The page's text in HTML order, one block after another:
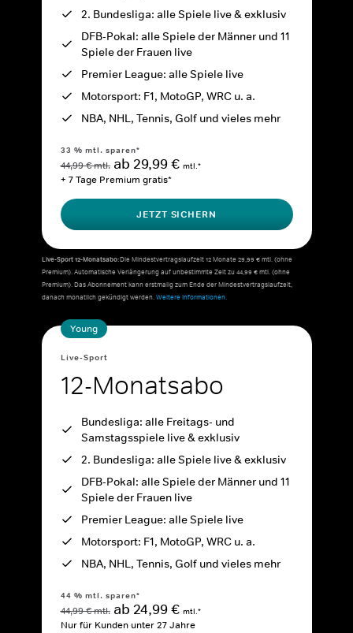
2. Bundesliga: alle Spiele live & exklusiv
DFB-Pokal: alle Spiele der Männer und 11
Spiele der Frauen live
Premier League: alle Spiele live
Motorsport: F1, MotoGP, WRC u. a.
NBA, NHL, Tennis, Golf und vieles mehr
33 % mtl. sparen*
44,99 € mtl. ab 29,99 € mtl.*
+ 7 Tage Premium gratis*
JETZT SICHERN
Live-Sport 12-Monatsabo:Die Mindestvertragslaufzeit 12 Monate 29,99 € mtl. (ohne
Premium). Automatische Verlängerung auf unbestimmte Zeit zu 44,99 € mtl. (ohne
Premium). Das Abonnement kann erstmalig zum Ende der Mindestvertragslaufzeit,
danach monatlich gekündigt werden.Weitere Informationen.
Young
Live-Sport
12-Monatsabo
Bundesliga: alle Freitags- und
Samstagsspiele live & exklusiv
2. Bundesliga: alle Spiele live & exklusiv
DFB-Pokal: alle Spiele der Männer und 11
Spiele der Frauen live
Premier League: alle Spiele live
Motorsport: F1, MotoGP, WRC u. a.
NBA, NHL, Tennis, Golf und vieles mehr
44 % mtl. sparen*
44,99 € mtl. ab 24,99 € mtl.*
Nur für Kunden unter 27 Jahre